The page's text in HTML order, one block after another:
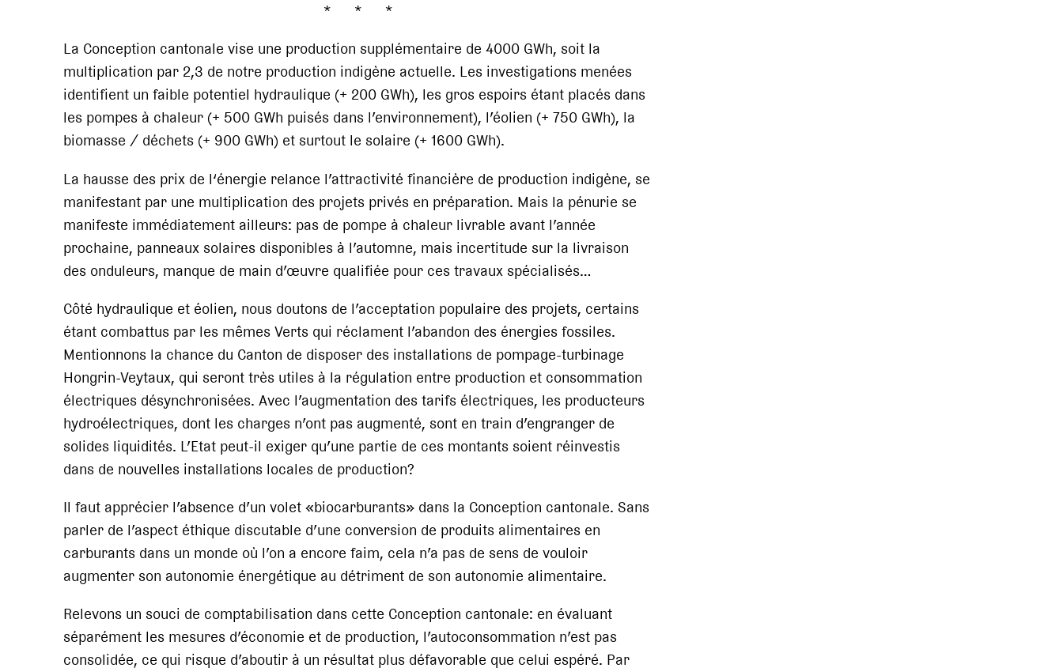
* * *
La Conception cantonale vise une production supplémentaire de 4000 GWh, soit la
multiplication par 2,3 de notre production indigène actuelle. Les investigations menées
identifient un faible potentiel hydraulique (+ 200 GWh), les gros espoirs étant placés dans
les pompes à chaleur (+ 500 GWh puisés dans l’environnement), l’éolien (+ 750 GWh), la
biomasse / déchets (+ 900 GWh) et surtout le solaire (+ 1600 GWh).
La hausse des prix de l‘énergie relance l’attractivité financière de production indigène, se
manifestant par une multiplication des projets privés en préparation. Mais la pénurie se
manifeste immédiatement ailleurs: pas de pompe à chaleur livrable avant l’année
prochaine, panneaux solaires disponibles à l’automne, mais incertitude sur la livraison
des onduleurs, manque de main d’œuvre qualifiée pour ces travaux spécialisés…
Côté hydraulique et éolien, nous doutons de l’acceptation populaire des projets, certains
étant combattus par les mêmes Verts qui réclament l’abandon des énergies fossiles.
Mentionnons la chance du Canton de disposer des installations de pompage-turbinage
Hongrin-Veytaux, qui seront très utiles à la régulation entre production et consommation
électriques désynchronisées. Avec l’augmentation des tarifs électriques, les producteurs
hydroélectriques, dont les charges n’ont pas augmenté, sont en train d’engranger de
solides liquidités. L’Etat peut-il exiger qu’une partie de ces montants soient réinvestis
dans de nouvelles installations locales de production?
Il faut apprécier l’absence d’un volet «biocarburants» dans la Conception cantonale. Sans
parler de l’aspect éthique discutable d’une conversion de produits alimentaires en
carburants dans un monde où l’on a encore faim, cela n’a pas de sens de vouloir
augmenter son autonomie énergétique au détriment de son autonomie alimentaire.
Relevons un souci de comptabilisation dans cette Conception cantonale: en évaluant
séparément les mesures d’économie et de production, l’autoconsommation n’est pas
consolidée, ce qui risque d’aboutir à un résultat plus défavorable que celui espéré. Par